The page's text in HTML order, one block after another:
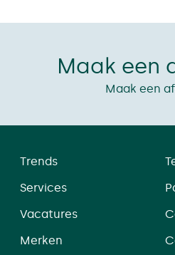
Maak een
Maak een
Trends
Services
Vacatures
Merken